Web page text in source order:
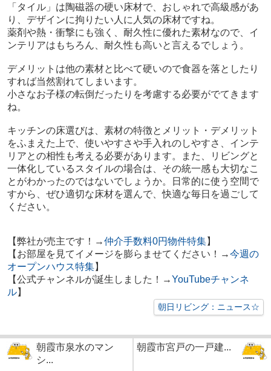
「タイル」は陶磁器の硬い床材で、おしゃれで高級感があ
り、デザインに拘りたい人に人気の床材ですね。
薬剤や熱・衝撃にも強く、耐久性に優れた素材なので、イ
ンテリアはもちろん、耐久性も高いと言えるでしょう。
デメリットは他の素材と比べて硬いので食器を落としたり
すれば当然割れてしまいます。
小さなお子様の転倒だったりを考慮する必要がでてきます
ね。
キッチンの床選びは、素材の特徴とメリット・デメリット
をふまえた上で、使いやすさや手入れのしやすさ、インテ
リアとの相性も考える必要があります。また、リビングと
一体化しているスタイルの場合は、その統一感も大切なこ
とがわかったのではないでしょうか。日常的に使う空間で
すから、ぜひ適切な床材を選んで、快適な毎日を過ごして
ください。
【弊社が売主です！→仲介手数料0円物件特集】
【お部屋を見てイメージを膨らませてください！→今週の
オープンハウス特集】
【公式チャンネルが誕生しました！→YouTubeチャンネ
ル】
朝日リビング：ニュース☆
朝霞市泉水のマン
シ...
朝霞市宮戸の一戸建...